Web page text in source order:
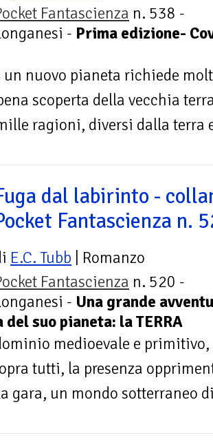
Fantascienza n. 538 -
- Prima edizione-
un nuovo pianeta richiede
scoperta della vecchia
ragioni, diversi dalla terra
dal labirinto -
Fantascienza n.
E.C. Tubb | Romanzo
Fantascienza n. 520 -
- Una grande
suo pianeta: la TERRA
medioevale e
tutti, la presenza
gara, un mondo sotterraneo